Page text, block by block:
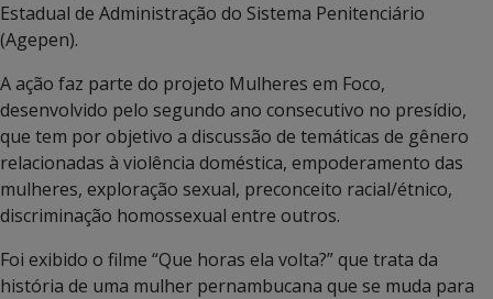
Estadual de Administração do Sistema Penitenciário
(Agepen).
A ação faz parte do projeto Mulheres em Foco,
desenvolvido pelo segundo ano consecutivo no presídio,
que tem por objetivo a discussão de temáticas de gênero
relacionadas à violência doméstica, empoderamento das
mulheres, exploração sexual, preconceito racial/étnico,
discriminação homossexual entre outros.
Foi exibido o filme “Que horas ela volta?” que trata da
história de uma mulher pernambucana que se muda para